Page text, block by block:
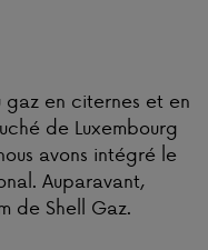
gaz en citernes et en
de Luxembourg
avons intégré le
Auparavant,
de Shell Gaz.